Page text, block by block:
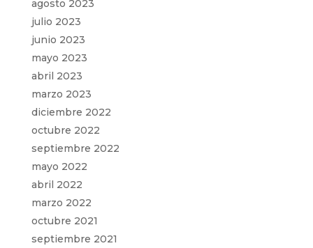
agosto 2023
julio 2023
junio 2023
mayo 2023
abril 2023
marzo 2023
diciembre 2022
octubre 2022
septiembre 2022
mayo 2022
abril 2022
marzo 2022
octubre 2021
septiembre 2021